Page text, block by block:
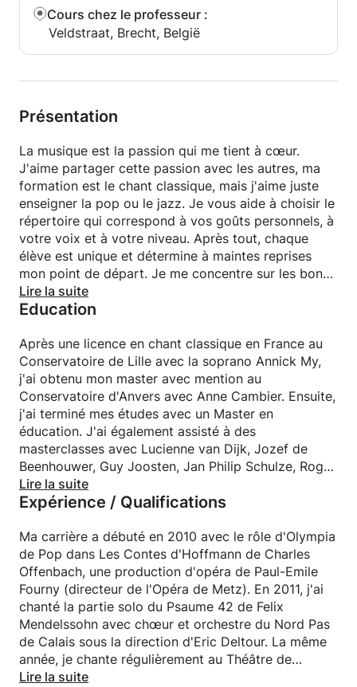
Cours chez le professeur :
Veldstraat, Brecht, België
Présentation
La musique est la passion qui me tient à cœur.
J'aime partager cette passion avec les autres, ma
formation est le chant classique, mais j'aime juste
enseigner la pop ou le jazz. Je vous aide à choisir le
répertoire qui correspond à vos goûts personnels, à
votre voix et à votre niveau. Après tout, chaque
élève est unique et détermine à maintes reprises
mon point de départ. Je me concentre sur les bons
exercices techniques et le développement des
talents personnels. Je fais attention à la fois à la
du répertoire avec un œil pour l'interprétation.
J'aime prendre en compte votre liste de souhaits
musicaux. Mes étudiants sont à la fois débutants et
avancés qui souhaitent orienter leur carrière. Par le
chant, je vous guide sur le chemin pour être au
monde avec plus de confiance. Je suis ici pour vous
guider dans la reconnaissance et l'appréciation de
votre voix. Tout le monde peut chanter, j'en suis
convaincu!
Lire la suite
Education
Après une licence en chant classique en France au
Conservatoire de Lille avec la soprano Annick My,
j'ai obtenu mon master avec mention au
Conservatoire d'Anvers avec Anne Cambier. Ensuite,
j'ai terminé mes études avec un Master en
éducation. J'ai également assisté à des
masterclasses avec Lucienne van Dijk, Jozef de
Beenhouwer, Guy Joosten, Jan Philip Schulze, Roger
Vignoles, Sandrine Pau et Gabriel Tacchino, entre
autres.
Lire la suite
Expérience / Qualifications
Ma carrière a débuté en 2010 avec le rôle d'Olympia
de Pop dans Les Contes d'Hoffmann de Charles
Offenbach, une production d'opéra de Paul-Emile
Fourny (directeur de l'Opéra de Metz). En 2011, j'ai
chanté la partie solo du Psaume 42 de Felix
Mendelssohn avec chœur et orchestre du Nord Pas
de Calais sous la direction d'Eric Deltour. La même
année, je chante régulièrement au Théâtre de
Sébastopol à Lille, où j'interprète des œuvres de
Lire la suite